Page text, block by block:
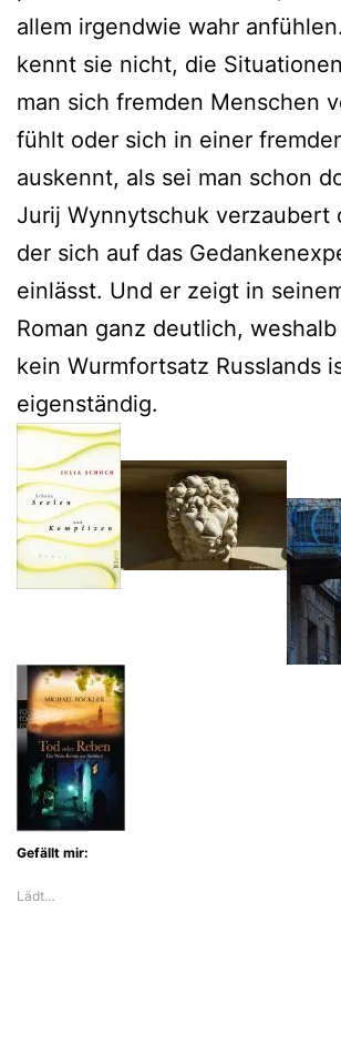
allem irgendwie wahr
kennt sie nicht, die
man sich fremden Menschen
fühlt oder sich in einer
auskennt, als sei man schon
Jurij Wynnytschuk verzaubert
der sich auf das
einlässt. Und er zeigt in
Roman ganz deutlich,
kein Wurmfortsatz Russlands
eigenständig.
Gefällt mir:
Lädt…